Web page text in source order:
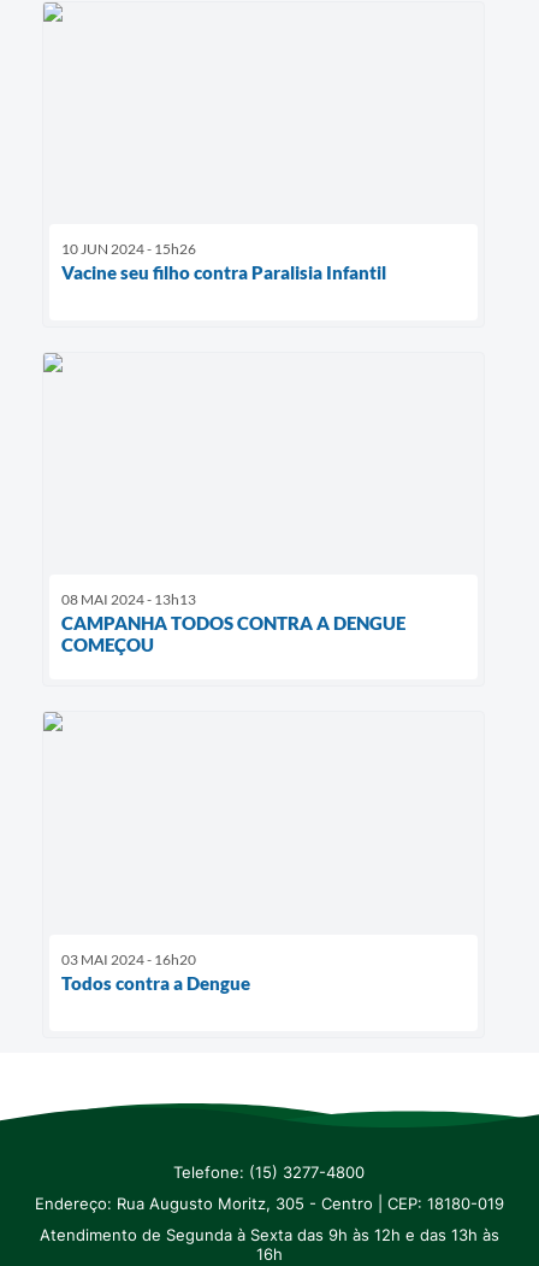
10 JUN 2024 - 15h26
Vacine seu filho contra Paralisia Infantil
08 MAI 2024 - 13h13
CAMPANHA TODOS CONTRA A DENGUE
COMEÇOU
03 MAI 2024 - 16h20
Todos contra a Dengue
Telefone: (15) 3277-4800
Endereço: Rua Augusto Moritz, 305 - Centro | CEP: 18180-019
Atendimento de Segunda à Sexta das 9h às 12h e das 13h às
16h